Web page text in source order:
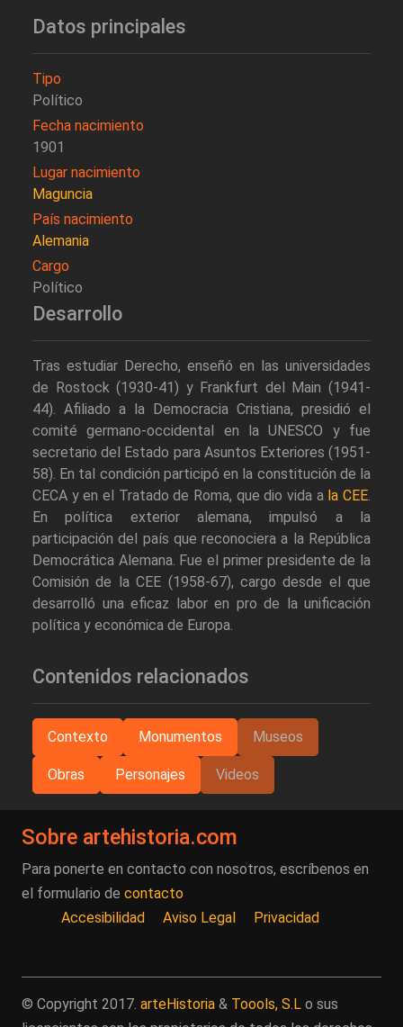
Datos principales
Tipo
Político
Fecha nacimiento
1901
Lugar nacimiento
Maguncia
País nacimiento
Alemania
Cargo
Político
Desarrollo
Tras estudiar Derecho, enseñó en las universidades
de Rostock (1930-41) y Frankfurt del Main (1941-
44). Afiliado a la Democracia Cristiana, presidió el
comité germano-occidental en la UNESCO y fue
secretario del Estado para Asuntos Exteriores (1951-
58). En tal condición participó en la constitución de la
CECA y en el Tratado de Roma, que dio vida a la CEE.
En política exterior alemana, impulsó a la
participación del país que reconociera a la República
Democrática Alemana. Fue el primer presidente de la
Comisión de la CEE (1958-67), cargo desde el que
desarrolló una eficaz labor en pro de la unificación
política y económica de Europa.
Contenidos relacionados
Contexto Monumentos Museos
Obras Personajes Videos
Sobre artehistoria.com
Para ponerte en contacto con nosotros, escríbenos en
el formulario de contacto
Accesibilidad
Aviso Legal Privacidad
© Copyright 2017. arteHistoria & Toools, S.L o sus